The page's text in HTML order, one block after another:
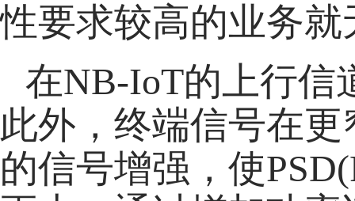
性要求较高的业务
在NB-IoT的上行信
此外，终端信号在
的信号增强，使